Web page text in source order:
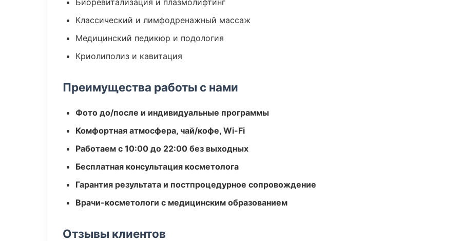
Биоревитализация и плазмолифтинг
Классический и лимфодренажный массаж
Медицинский педикюр и подология
Криолиполиз и кавитация
Преимущества работы с нами
Фото до/после и индивидуальные программы
Комфортная атмосфера, чай/кофе, Wi-Fi
Работаем с 10:00 до 22:00 без выходных
Бесплатная консультация косметолога
Гарантия результата и постпроцедурное сопровождение
Врачи-косметологи с медицинским образованием
Отзывы клиентов